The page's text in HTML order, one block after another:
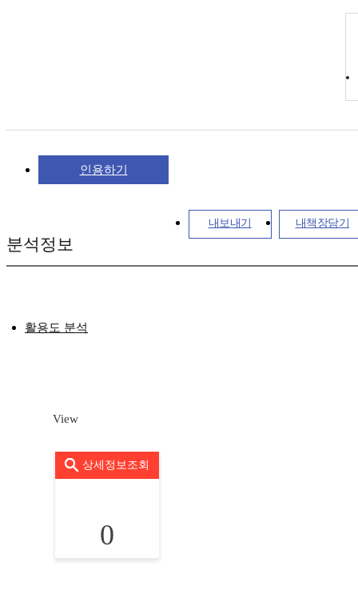
인용하기
내보내기 내책장담기
분석정보
활용도 분석
View
상세정보조회
0